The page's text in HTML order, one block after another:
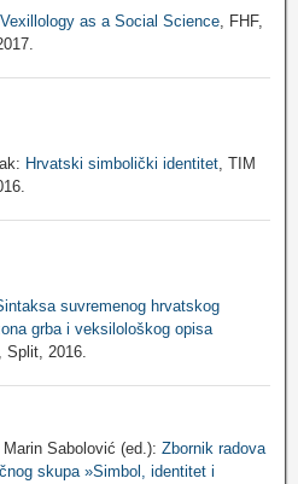
Vexillology as a Social Science , FHF,
Hrvatski simbolički identitet , TIM
suvremenog hrvatskog
grba i veksilološkog opisa
Split, 2016.
Sabolović (ed.): Zbornik radova
skupa »Simbol, identitet i